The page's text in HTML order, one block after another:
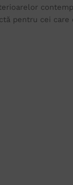
pentru cei